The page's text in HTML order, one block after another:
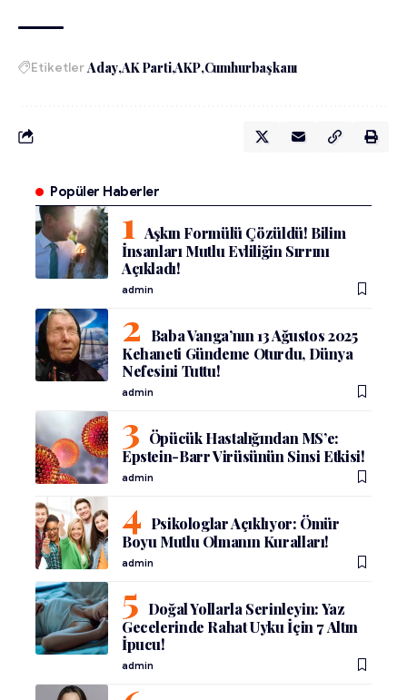
EtiketlerAday AK Parti AKP Cumhurbaşkanı
Popüler Haberler
Aşkın Formülü Çözüldü! Bilim
İnsanları Mutlu Evliliğin Sırrını
Açıkladı!
admin
Baba Vanga’nın 13 Ağustos 2025
Kehaneti Gündeme Oturdu, Dünya
Nefesini Tuttu!
admin
Öpücük Hastalığından MS’e:
Epstein-Barr Virüsünün Sinsi Etkisi!
admin
Psikologlar Açıklıyor: Ömür
Boyu Mutlu Olmanın Kuralları!
admin
Doğal Yollarla Serinleyin: Yaz
Gecelerinde Rahat Uyku İçin 7 Altın
İpucu!
admin